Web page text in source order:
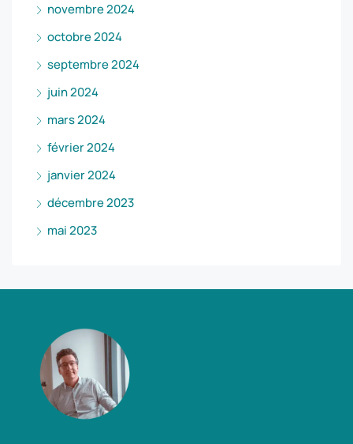
novembre 2024
octobre 2024
septembre 2024
juin 2024
mars 2024
février 2024
janvier 2024
décembre 2023
mai 2023